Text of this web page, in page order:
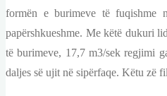
formën e burimeve të fuqishme
papërshkueshme. Me këtë dukuri
të burimeve, 17,7 m3/sek regjimi
daljes së ujit në sipërfaqe. Këtu zë